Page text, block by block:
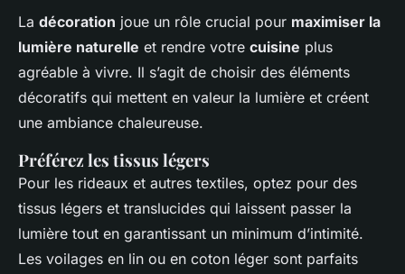
La décoration joue un rôle crucial pour maximiser la
lumière naturelle et rendre votre cuisine plus
agréable à vivre. Il s’agit de choisir des éléments
décoratifs qui mettent en valeur la lumière et créent
une ambiance chaleureuse.
Préférez les tissus légers
Pour les rideaux et autres textiles, optez pour des
tissus légers et translucides qui laissent passer la
lumière tout en garantissant un minimum d’intimité.
Les voilages en lin ou en coton léger sont parfaits